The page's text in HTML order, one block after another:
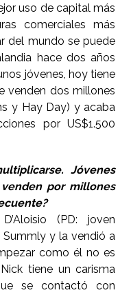
uso de capital más
comerciales más
del mundo se puede
hace dos años
jóvenes, hoy tiene
venden dos millones
y Hay Day) y acaba
por US$1.500
Jóvenes
por millones
(PD: joven
y la vendió a
como él no es
tiene un carisma
se contactó con